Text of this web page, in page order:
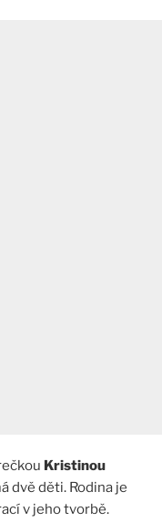
Kristinou
dvě děti. Rodina je
v jeho tvorbě.